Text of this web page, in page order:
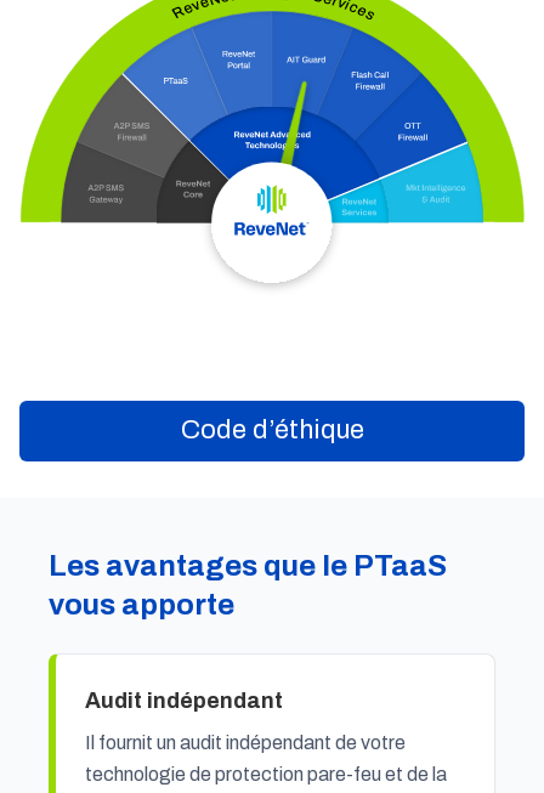
Code d’éthique
Les avantages que le PTaaS
vous apporte
Audit indépendant
Il fournit un audit indépendant de votre
technologie de protection pare-feu et de la